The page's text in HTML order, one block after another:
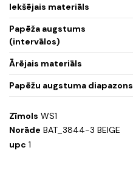
Iekšējais materiāls
Papēža augstums
(intervālos)
Ārējais materiāls
Papēžu augstuma diapazons
Zīmols WS1
Norāde BAT_3844-3 BEIGE
upc 1